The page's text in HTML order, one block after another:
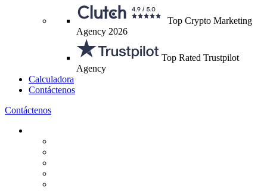
Top Crypto Marketing
Agency 2026
Top Rated Trustpilot
Agency
Calculadora
Contáctenos
Contáctenos